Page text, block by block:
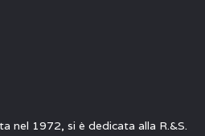
nel 1972, si è dedicata alla R.&S.